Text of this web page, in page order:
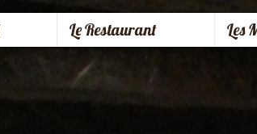
Le Restaurant Les